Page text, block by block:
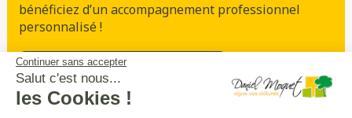
Continuer sans accepter
Salut c'est nous...
les Cookies !
bénéficiez d’un accompagnement professionnel
personnalisé !
Prendre rendez-vous